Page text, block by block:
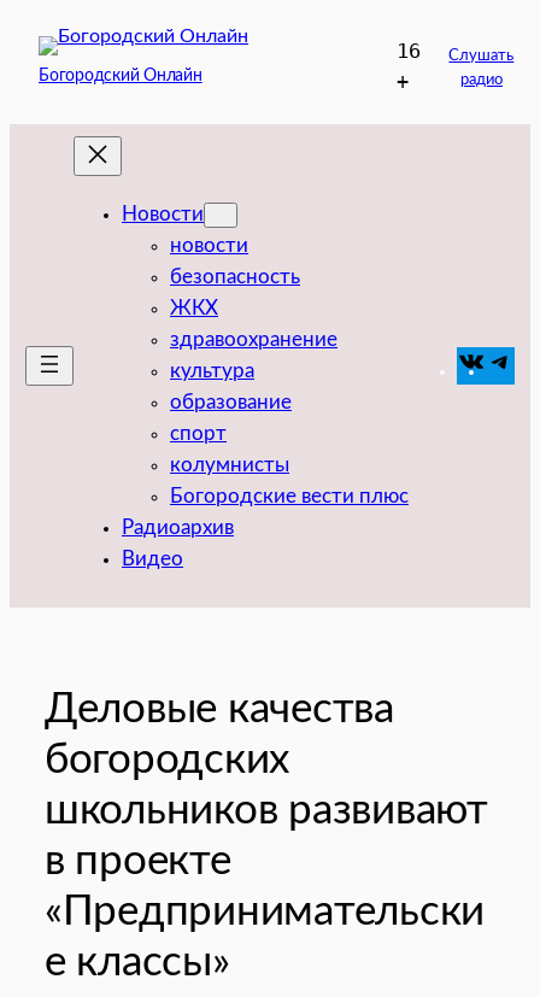
содержимому
Богородский Онлайн
16
+
Слушать
радио
Новости
новости
безопасность
ЖКХ
здравоохранение
культура
образование
спорт
колумнисты
Богородские вести плюс
Радиоархив
Видео
VK
Деловые качества
богородских
школьников развивают
в проекте
«Предпринимательски
е классы»